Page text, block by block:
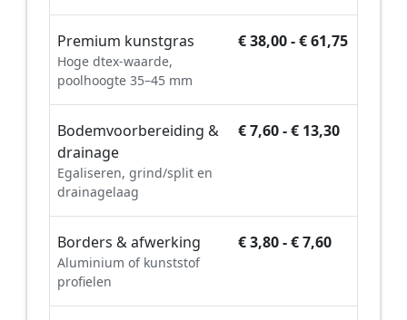
Premium kunstgras
Hoge dtex-waarde,
poolhoogte 35–45 mm
€ 38,00 - € 61,75
Bodemvoorbereiding &
drainage
Egaliseren, grind/split en
drainagelaag
€ 7,60 - € 13,30
Borders & afwerking
Aluminium of kunststof
profielen
€ 3,80 - € 7,60